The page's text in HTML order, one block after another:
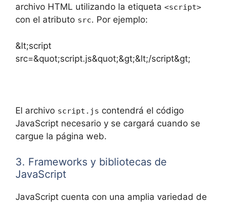
archivo HTML utilizando la etiqueta <script>
con el atributo src. Por ejemplo:
&lt;script
src=&quot;script.js&quot;&gt;&lt;/script&gt;
El archivo script.js contendrá el código
JavaScript necesario y se cargará cuando se
cargue la página web.
3. Frameworks y bibliotecas de
JavaScript
JavaScript cuenta con una amplia variedad de